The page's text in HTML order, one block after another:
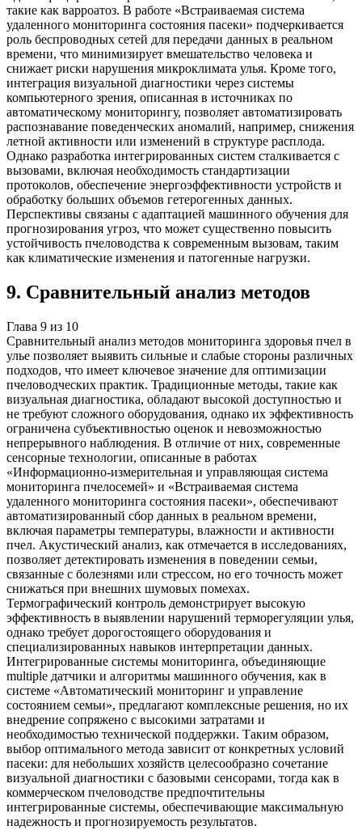
такие как варроатоз. В работе «Встраиваемая система
удаленного мониторинга состояния пасеки» подчеркивается
роль беспроводных сетей для передачи данных в реальном
времени, что минимизирует вмешательство человека и
снижает риски нарушения микроклимата улья. Кроме того,
интеграция визуальной диагностики через системы
компьютерного зрения, описанная в источниках по
автоматическому мониторингу, позволяет автоматизировать
распознавание поведенческих аномалий, например, снижения
летной активности или изменений в структуре расплода.
Однако разработка интегрированных систем сталкивается с
вызовами, включая необходимость стандартизации
протоколов, обеспечение энергоэффективности устройств и
обработку больших объемов гетерогенных данных.
Перспективы связаны с адаптацией машинного обучения для
прогнозирования угроз, что может существенно повысить
устойчивость пчеловодства к современным вызовам, таким
как климатические изменения и патогенные нагрузки.
9. Сравнительный анализ методов
Глава 9 из 10
Сравнительный анализ методов мониторинга здоровья пчел в
улье позволяет выявить сильные и слабые стороны различных
подходов, что имеет ключевое значение для оптимизации
пчеловодческих практик. Традиционные методы, такие как
визуальная диагностика, обладают высокой доступностью и
не требуют сложного оборудования, однако их эффективность
ограничена субъективностью оценок и невозможностью
непрерывного наблюдения. В отличие от них, современные
сенсорные технологии, описанные в работах
«Информационно-измерительная и управляющая система
мониторинга пчелосемей» и «Встраиваемая система
удаленного мониторинга состояния пасеки», обеспечивают
автоматизированный сбор данных в реальном времени,
включая параметры температуры, влажности и активности
пчел. Акустический анализ, как отмечается в исследованиях,
позволяет детектировать изменения в поведении семьи,
связанные с болезнями или стрессом, но его точность может
снижаться при внешних шумовых помехах.
Термографический контроль демонстрирует высокую
эффективность в выявлении нарушений терморегуляции улья,
однако требует дорогостоящего оборудования и
специализированных навыков интерпретации данных.
Интегрированные системы мониторинга, объединяющие
multiple датчики и алгоритмы машинного обучения, как в
системе «Автоматический мониторинг и управление
состоянием семьи», предлагают комплексные решения, но их
внедрение сопряжено с высокими затратами и
необходимостью технической поддержки. Таким образом,
выбор оптимального метода зависит от конкретных условий
пасеки: для небольших хозяйств целесообразно сочетание
визуальной диагностики с базовыми сенсорами, тогда как в
коммерческом пчеловодстве предпочтительны
интегрированные системы, обеспечивающие максимальную
надежность и прогнозируемость результатов.